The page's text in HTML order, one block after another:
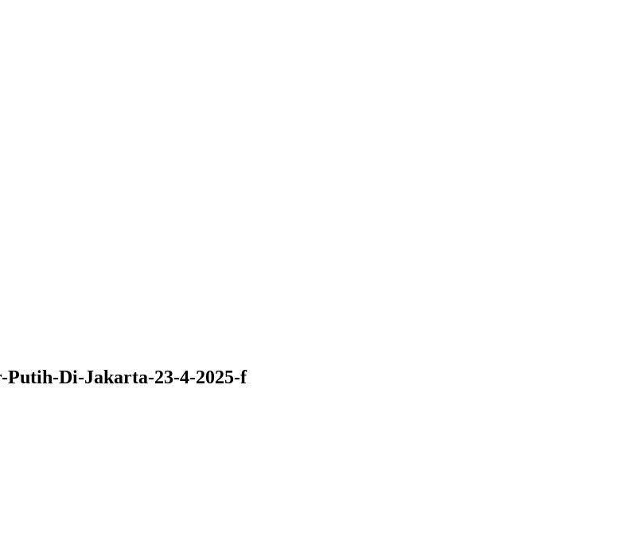
Di-Jakarta-23-4-2025-f